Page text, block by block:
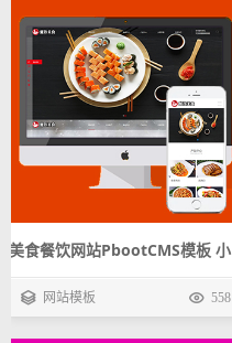
美食餐饮网站PbootCMS模板 小
吃加盟PC+WAP企业网站源码下
网站模板 558